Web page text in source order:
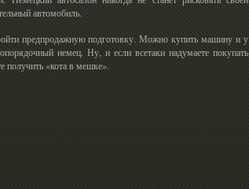
автомобиль.
предпродажную подготовку. Можно купить машину и у
немец. Ну, и если всетаки надумаете покупать
получить «кота в мешке».